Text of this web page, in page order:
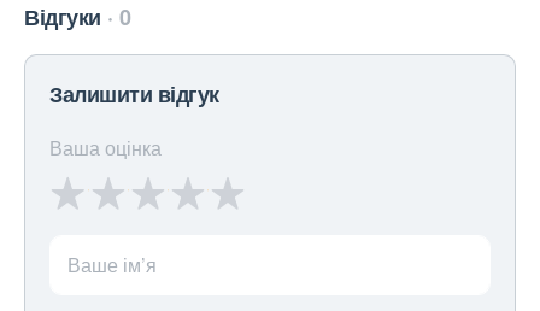
Відгуки 0
Залишити відгук
Ваша оцінка
Ваше ім’я